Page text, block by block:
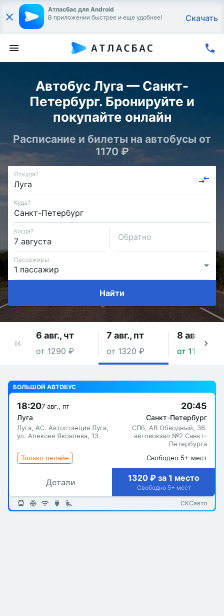
Атласбас для Android
В приложении быстрее и еще удобнее!
Скачать
Автобус Луга — Санкт-
Петербург. Бронируйте и
покупайте онлайн
Расписание и билеты на автобусы от
1170 ₽
Откуда?
Куда?
Когда?
Обратно
Пассажиры
Найти
6 авг., чт
от 1290 ₽
7 авг., пт
от 1320 ₽
8 авг., сб
от 1170 ₽
БОЛЬШОЙ АВТОБУС
18:207 авг., пт
Луга
Луга, АС. Автостанция Луга,
ул. Алексея Яковлева, 13
20:45
Санкт-Петербург
СПб, АВ Обводный, 36.
автовокзал №2 Санкт-
Петербурга
Только онлайн
Свободно 5+ мест
Детали 1320 ₽ за 1 место
Свободно 5+ мест
СКСавто